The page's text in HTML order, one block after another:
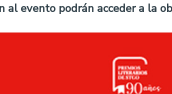
al evento podrán acceder a la